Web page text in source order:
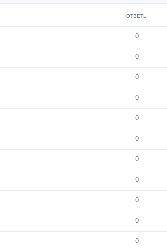
ОТВЕТЫ
0
0
0
0
0
0
0
0
0
0
0